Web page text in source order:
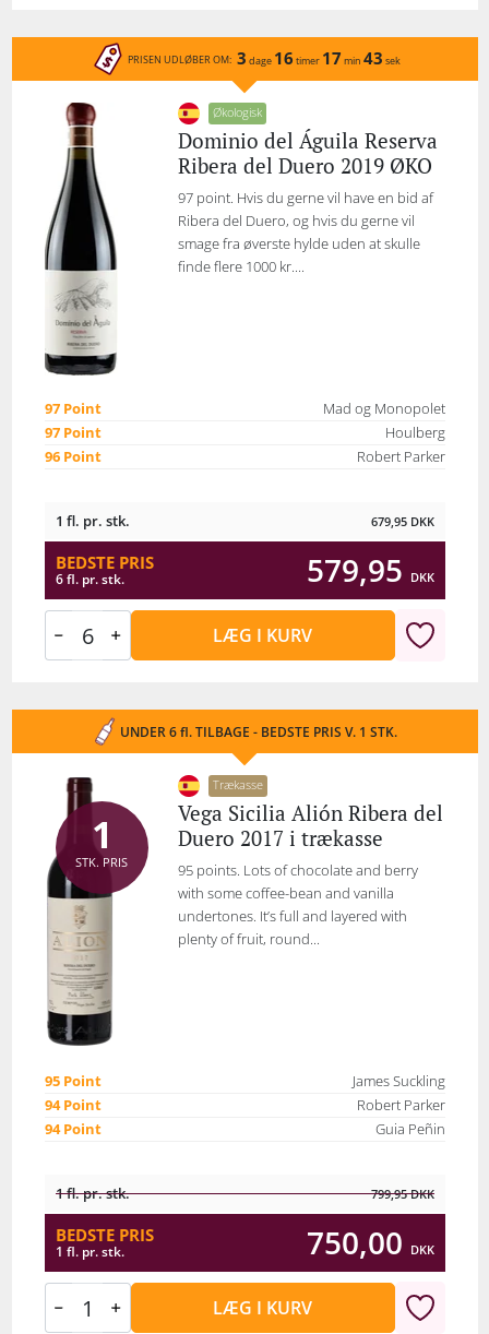
PRISEN UDLØBER OM: 3 dage 16 timer 17 min 43 sek
Økologisk
Dominio del Águila Reserva
Ribera del Duero 2019 ØKO
97 point. Hvis du gerne vil have en bid af
Ribera del Duero, og hvis du gerne vil
smage fra øverste hylde uden at skulle
finde flere 1000 kr....
97 Point
Mad og Monopolet
97 Point
Houlberg
96 Point
Robert Parker
1 fl. pr. stk. 679,95 DKK
BEDSTE PRIS
6 fl. pr. stk. 579,95 DKK
LÆG I KURV
UNDER 6 fl. TILBAGE - BEDSTE PRIS V. 1 STK.
1
STK. PRIS
Trækasse
Vega Sicilia Alión Ribera del
Duero 2017 i trækasse
95 points. Lots of chocolate and berry
with some coffee-bean and vanilla
undertones. It’s full and layered with
plenty of fruit, round...
95 Point
James Suckling
94 Point
Robert Parker
94 Point
Guia Peñin
1 fl. pr. stk. 799,95DKK
BEDSTE PRIS
1 fl. pr. stk. 750,00 DKK
LÆG I KURV